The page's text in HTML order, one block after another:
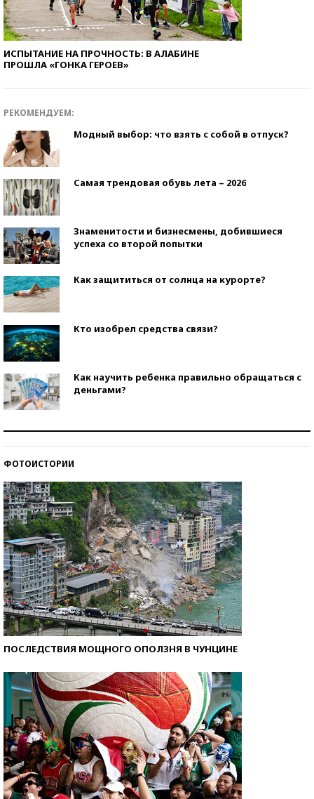
ИСПЫТАНИЕ НА ПРОЧНОСТЬ: В АЛАБИНЕ
ПРОШЛА «ГОНКА ГЕРОЕВ»
РЕКОМЕНДУЕМ:
Модный выбор: что взять с собой в отпуск?
Самая трендовая обувь лета – 2026
Знаменитости и бизнесмены, добившиеся
успеха со второй попытки
Как защититься от солнца на курорте?
Кто изобрел средства связи?
Как научить ребенка правильно обращаться с
деньгами?
ФОТОИСТОРИИ
ПОСЛЕДСТВИЯ МОЩНОГО ОПОЛЗНЯ В ЧУНЦИНЕ